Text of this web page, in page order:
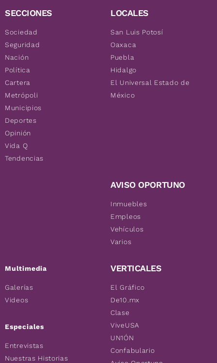
SECCIONES
Sociedad
Seguridad
Nación
Política
Cartera
Metrópoli
Municipios
Deportes
Opinión
Vida Q
Tendencias
Multimedia
Galerías
Videos
Especiales
Entrevistas
Nuestras Historias
LOCALES
San Luis Potosí
Oaxaca
Puebla
Hidalgo
El Universal Estado de
México
AVISO OPORTUNO
Inmuebles
Empleos
Vehículos
Varios
VERTICALES
El Gráfico
De10.mx
Clase
ViveUSA
UN1ÓN
Confabulario